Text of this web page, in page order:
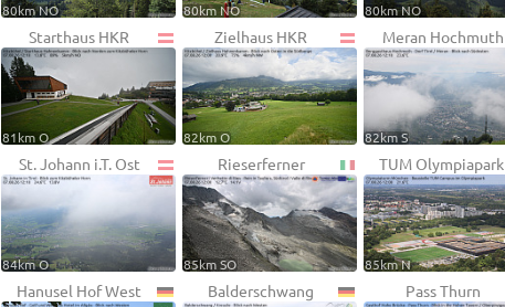
80km NO 80km NO 80km NO
Starthaus HKR
81km O
Zielhaus HKR
82km O
Meran Hochmuth
82km S
St. Johann i.T. Ost
84km O
Rieserferner
85km SO
TUM Olympiapark
85km N
Hanusel Hof West Balderschwang Pass Thurn